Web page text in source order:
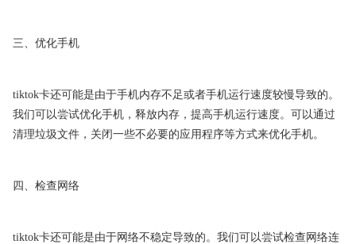
三、优化手机
tiktok卡还可能是由于手机内存不足或者手机运行速度较慢导致的。
我们可以尝试优化手机，释放内存，提高手机运行速度。可以通过
清理垃圾文件，关闭一些不必要的应用程序等方式来优化手机。
四、检查网络
tiktok卡还可能是由于网络不稳定导致的。我们可以尝试检查网络连